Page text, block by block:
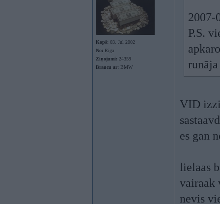
Kopš: 03. Jul 2002
No: Rīga
Ziņojumi: 24359
Braucu ar: BMW
2007-
P.S.
VID
es gan
lielaas
vairaak
nevis